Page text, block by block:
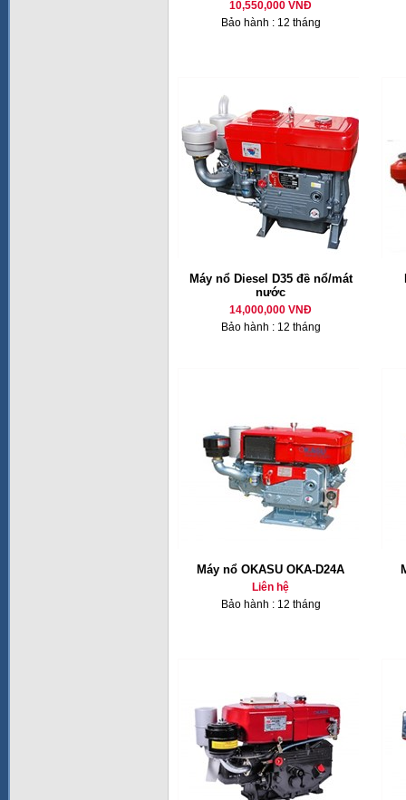
10,550,000 VNĐ
Bảo hành : 12 tháng
Máy nổ Diesel D35 đề nổ/mát
nước
14,000,000 VNĐ
Bảo hành : 12 tháng
Máy nổ OKASU OKA-D24A
Liên hệ
Bảo hành : 12 tháng